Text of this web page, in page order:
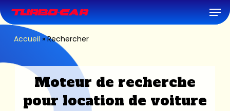
to
main
content
Accueil »Rechercher
Moteur de recherche
pour location de voiture